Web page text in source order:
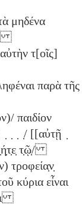
μηδένα
̣]
τ[οῖς]
παρὰ τῆς
παιδίον
\ ̣ ̣ ̣ ̣/ [[αὐτῇ
μ̣ή̣τ̣ε̣ τ̣ῷ̣/
τροφεία̣ν̣
κύρια εἶναι